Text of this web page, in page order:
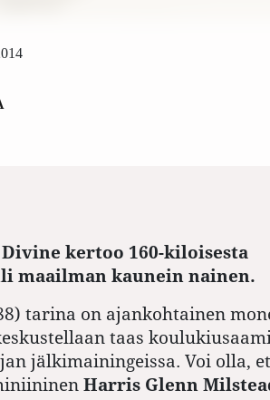
kertoo 160-kiloisesta
maailman kaunein nainen.
tarina on ajankohtainen
taas
jälkimainingeissa. Voi olla,
Harris Glenn